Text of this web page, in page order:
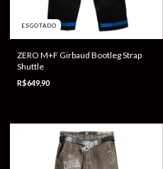
ESGOTADO
ZERO M+F Girbaud Bootleg Strap
Shuttle
R$649,90